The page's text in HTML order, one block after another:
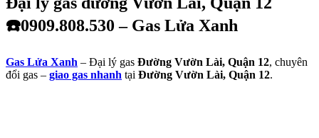
☎️0909.808.530 – Gas Lửa Xanh
Gas Lửa Xanh – Đại lý gas Đường Vườn Lài, Quận 12, chuyên
đổi gas – giao gas nhanh tại Đường Vườn Lài, Quận 12.